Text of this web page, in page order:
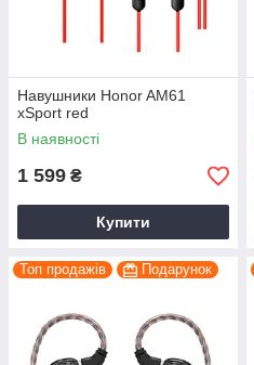
Навушники Honor AM61
xSport red
В наявності
1 599 ₴
Купити
Топ продажів Подарунок